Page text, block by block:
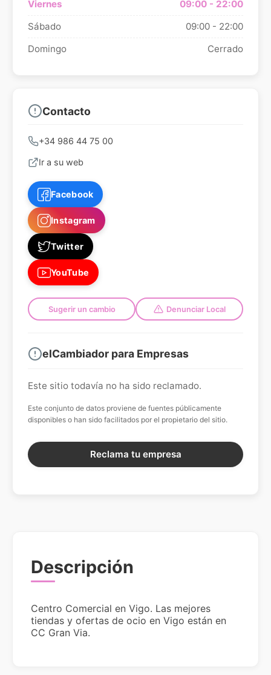
Viernes
09:00 - 22:00
Sábado
09:00 - 22:00
Domingo
Cerrado
Contacto
+34 986 44 75 00
Ir a su web
Facebook
Instagram
Twitter
YouTube
Sugerir un cambio Denunciar Local
elCambiador para Empresas
Este sitio todavía no ha sido reclamado.
Este conjunto de datos proviene de fuentes públicamente
disponibles o han sido facilitados por el propietario del sitio.
Reclama tu empresa
Descripción
Centro Comercial en Vigo. Las mejores
tiendas y ofertas de ocio en Vigo están en
CC Gran Via.